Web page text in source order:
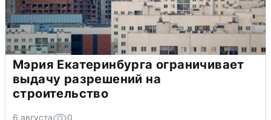
Мэрия Екатеринбурга ограничивает
выдачу разрешений на
строительство
6 августа 0